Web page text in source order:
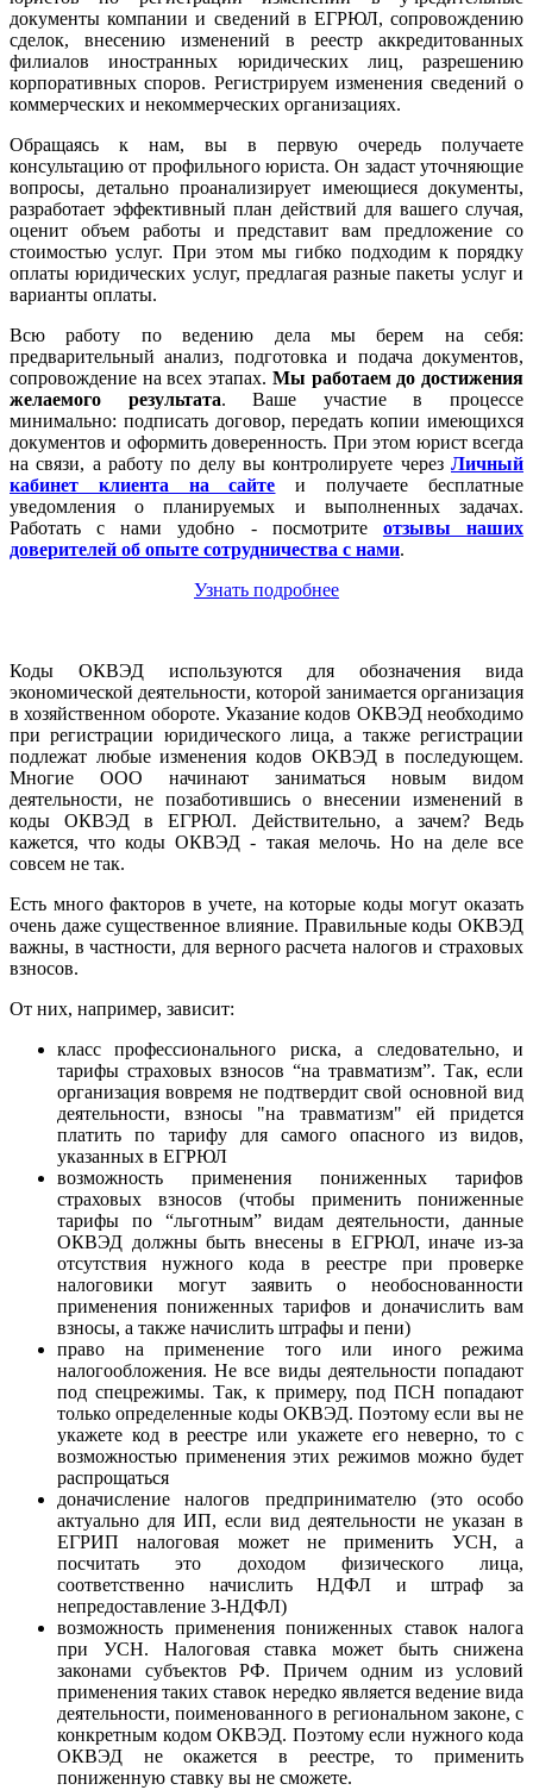
документы компании и сведений в ЕГРЮЛ, сопровождению
сделок, внесению изменений в реестр аккредитованных
филиалов иностранных юридических лиц, разрешению
корпоративных споров. Регистрируем изменения сведений о
коммерческих и некоммерческих организациях.
Обращаясь к нам, вы в первую очередь получаете
консультацию от профильного юриста. Он задаст уточняющие
вопросы, детально проанализирует имеющиеся документы,
разработает эффективный план действий для вашего случая,
оценит объем работы и представит вам предложение со
стоимостью услуг. При этом мы гибко подходим к порядку
оплаты юридических услуг, предлагая разные пакеты услуг и
варианты оплаты.
Всю работу по ведению дела мы берем на себя:
предварительный анализ, подготовка и подача документов,
сопровождение на всех этапах. Мы работаем до достижения
желаемого результата. Ваше участие в процессе
минимально: подписать договор, передать копии имеющихся
документов и оформить доверенность. При этом юрист всегда
на связи, а работу по делу вы контролируете через Личный
кабинет клиента на сайте и получаете бесплатные
уведомления о планируемых и выполненных задачах.
Работать с нами удобно - посмотрите отзывы наших
доверителей об опыте сотрудничества с нами.
Узнать подробнее
Коды ОКВЭД используются для обозначения вида
экономической деятельности, которой занимается организация
в хозяйственном обороте. Указание кодов ОКВЭД необходимо
при регистрации юридического лица, а также регистрации
подлежат любые изменения кодов ОКВЭД в последующем.
Многие ООО начинают заниматься новым видом
деятельности, не позаботившись о внесении изменений в
коды ОКВЭД в ЕГРЮЛ. Действительно, а зачем? Ведь
кажется, что коды ОКВЭД - такая мелочь. Но на деле все
совсем не так.
Есть много факторов в учете, на которые коды могут оказать
очень даже существенное влияние. Правильные коды ОКВЭД
важны, в частности, для верного расчета налогов и страховых
взносов.
От них, например, зависит:
класс профессионального риска, а следовательно, и
тарифы страховых взносов “на травматизм”. Так, если
организация вовремя не подтвердит свой основной вид
деятельности, взносы "на травматизм" ей придется
платить по тарифу для самого опасного из видов,
указанных в ЕГРЮЛ
возможность применения пониженных тарифов
страховых взносов (чтобы применить пониженные
тарифы по “льготным” видам деятельности, данные
ОКВЭД должны быть внесены в ЕГРЮЛ, иначе из-за
отсутствия нужного кода в реестре при проверке
налоговики могут заявить о необоснованности
применения пониженных тарифов и доначислить вам
взносы, а также начислить штрафы и пени)
право на применение того или иного режима
налогообложения. Не все виды деятельности попадают
под спецрежимы. Так, к примеру, под ПСН попадают
только определенные коды ОКВЭД. Поэтому если вы не
укажете код в реестре или укажете его неверно, то с
возможностью применения этих режимов можно будет
распрощаться
доначисление налогов предпринимателю (это особо
актуально для ИП, если вид деятельности не указан в
ЕГРИП налоговая может не применить УСН, а
посчитать это доходом физического лица,
соответственно начислить НДФЛ и штраф за
непредоставление 3-НДФЛ)
возможность применения пониженных ставок налога
при УСН. Налоговая ставка может быть снижена
законами субъектов РФ. Причем одним из условий
применения таких ставок нередко является ведение вида
деятельности, поименованного в региональном законе, с
конкретным кодом ОКВЭД. Поэтому если нужного кода
ОКВЭД не окажется в реестре, то применить
пониженную ставку вы не сможете.